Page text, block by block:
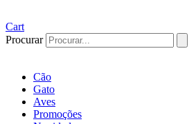
Cart
Procurar
Cão
Gato
Aves
Promoções